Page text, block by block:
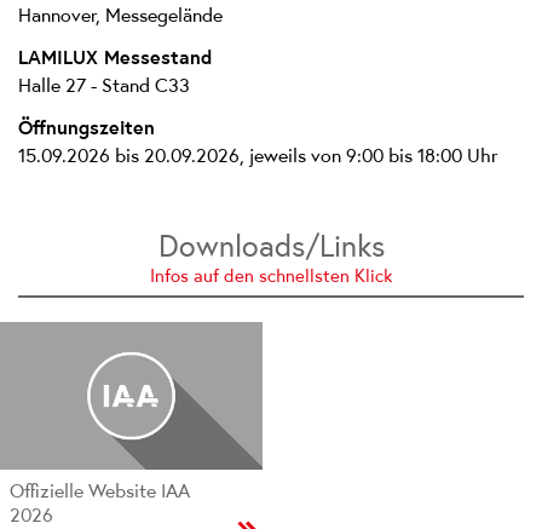
Hannover, Messegelände
LAMILUX Messestand
Halle 27 - Stand C33
Öffnungszeiten
15.09.2026 bis 20.09.2026, jeweils von 9:00 bis 18:00 Uhr
Downloads/Links
Infos auf den schnellsten Klick
Offizielle Website IAA
2026